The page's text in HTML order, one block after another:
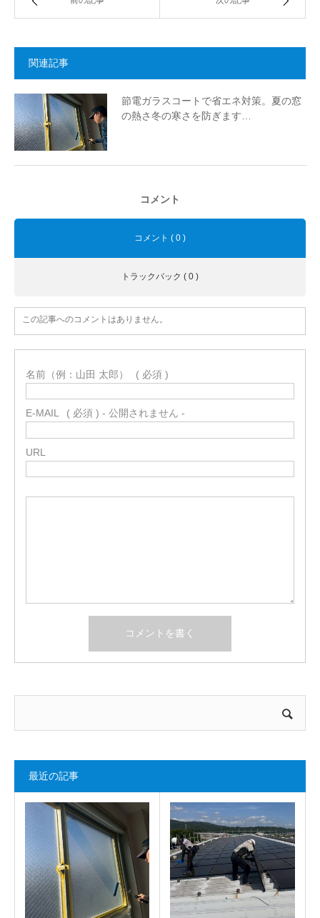
関連記事
節電ガラスコートで省エネ対策。夏の窓
の熱さ冬の寒さを防ぎます…
コメント
コメント ( 0 )
トラックバック ( 0 )
この記事へのコメントはありません。
名前（例：山田 太郎） ( 必須 )
E-MAIL ( 必須 ) - 公開されません -
URL
最近の記事